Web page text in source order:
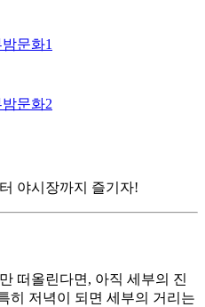
야시장까지 즐기자!
떠올린다면, 아직 세부의 진
히 저녁이 되면 세부의 거리는